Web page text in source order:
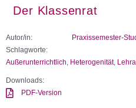
Der Klassenrat
Autor/in:
Praxissemester-
Schlagworte:
Außerunterrichtlich Heterogenität,
Downloads:
PDF-Version